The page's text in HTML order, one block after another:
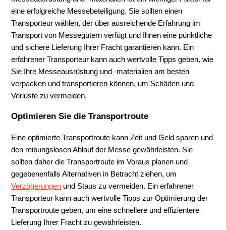
eine erfolgreiche Messebeteiligung. Sie sollten einen
Transporteur wählen, der über ausreichende Erfahrung im
Transport von Messegütern verfügt und Ihnen eine pünktliche
und sichere Lieferung Ihrer Fracht garantieren kann. Ein
erfahrener Transporteur kann auch wertvolle Tipps geben, wie
Sie Ihre Messeausrüstung und -materialien am besten
verpacken und transportieren können, um Schäden und
Verluste zu vermeiden.
Optimieren Sie die Transportroute
Eine optimierte Transportroute kann Zeit und Geld sparen und
den reibungslosen Ablauf der Messe gewährleisten. Sie
sollten daher die Transportroute im Voraus planen und
gegebenenfalls Alternativen in Betracht ziehen, um
Verzögerungen und Staus zu vermeiden. Ein erfahrener
Transporteur kann auch wertvolle Tipps zur Optimierung der
Transportroute geben, um eine schnellere und effizientere
Lieferung Ihrer Fracht zu gewährleisten.